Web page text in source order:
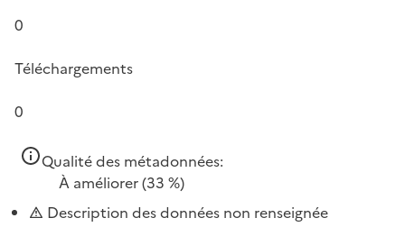
0
Téléchargements
0
Qualité des métadonnées:
À améliorer(33 %)
Description des données non renseignée